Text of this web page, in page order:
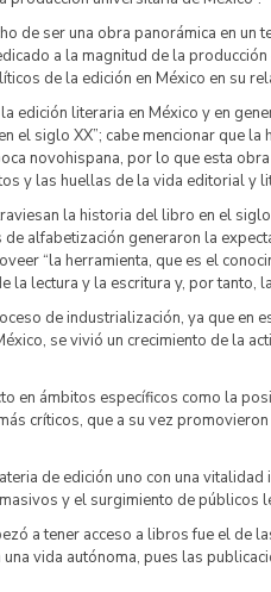
de ser una obra panorámica en
a la magnitud de la
de la edición en México en su
edición literaria en México y en
el siglo XX”; cabe mencionar que
novohispana, por lo que esta
y las huellas de la vida editorial y
la historia del libro en el
alfabetización generaron la
“la herramienta, que es el
la lectura y la escritura y, por
de industrialización, ya que en
se vivió un crecimiento de la
en ámbitos específicos como la
críticos, que a su vez
de edición uno con una
y el surgimiento de públicos
a tener acceso a libros fue el de
vida autónoma, pues las